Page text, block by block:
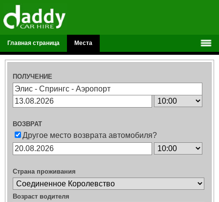
Главная страница Места
ПОЛУЧЕНИЕ
ВОЗВРАТ
Другое место возврата автомобиля?
Страна проживания
Возраст водителя